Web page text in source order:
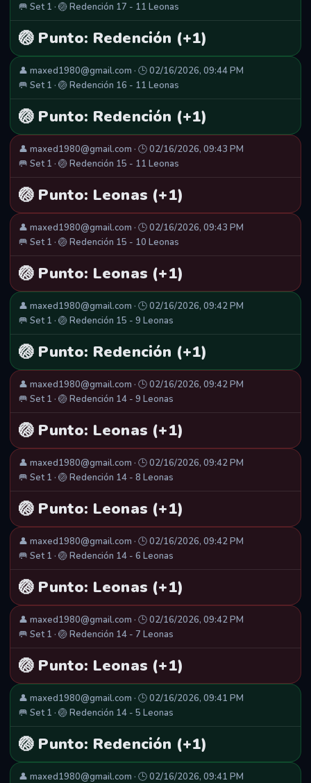
🥅 Set 1 · 🏐 Redención 17 - 11 Leonas
🏐 Punto: Redención (+1)
👤 maxed1980@gmail.com · 🕒 02/16/2026, 09:44 PM
🥅 Set 1 · 🏐 Redención 16 - 11 Leonas
🏐 Punto: Redención (+1)
👤 maxed1980@gmail.com · 🕒 02/16/2026, 09:43 PM
🥅 Set 1 · 🏐 Redención 15 - 11 Leonas
🏐 Punto: Leonas (+1)
👤 maxed1980@gmail.com · 🕒 02/16/2026, 09:43 PM
🥅 Set 1 · 🏐 Redención 15 - 10 Leonas
🏐 Punto: Leonas (+1)
👤 maxed1980@gmail.com · 🕒 02/16/2026, 09:42 PM
🥅 Set 1 · 🏐 Redención 15 - 9 Leonas
🏐 Punto: Redención (+1)
👤 maxed1980@gmail.com · 🕒 02/16/2026, 09:42 PM
🥅 Set 1 · 🏐 Redención 14 - 9 Leonas
🏐 Punto: Leonas (+1)
👤 maxed1980@gmail.com · 🕒 02/16/2026, 09:42 PM
🥅 Set 1 · 🏐 Redención 14 - 8 Leonas
🏐 Punto: Leonas (+1)
👤 maxed1980@gmail.com · 🕒 02/16/2026, 09:42 PM
🥅 Set 1 · 🏐 Redención 14 - 6 Leonas
🏐 Punto: Leonas (+1)
👤 maxed1980@gmail.com · 🕒 02/16/2026, 09:42 PM
🥅 Set 1 · 🏐 Redención 14 - 7 Leonas
🏐 Punto: Leonas (+1)
👤 maxed1980@gmail.com · 🕒 02/16/2026, 09:41 PM
🥅 Set 1 · 🏐 Redención 14 - 5 Leonas
🏐 Punto: Redención (+1)
👤 maxed1980@gmail.com · 🕒 02/16/2026, 09:41 PM